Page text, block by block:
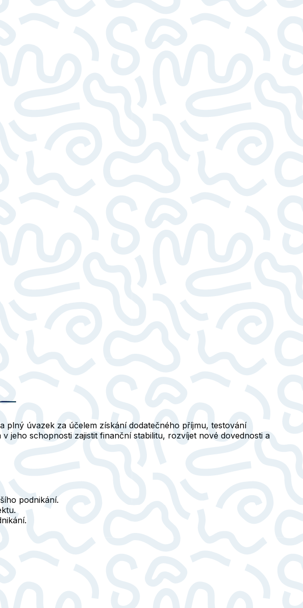
plný úvazek za účelem získání dodatečného příjmu, testování
jeho schopnosti zajistit finanční stabilitu, rozvíjet nové dovednosti a
podnikání.